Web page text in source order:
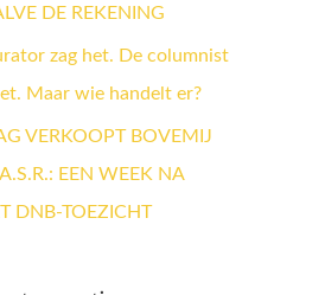
DE REKENING
zag het. De columnist
Maar wie handelt er?
VERKOOPT BOVEMIJ
EEN WEEK NA
DNB-TOEZICHT